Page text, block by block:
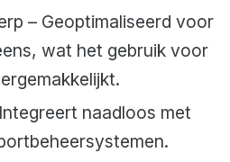
– Geoptimaliseerd voor
wat het gebruik voor
naadloos met